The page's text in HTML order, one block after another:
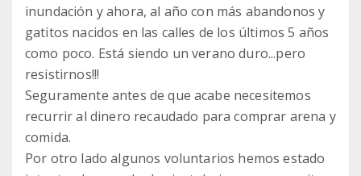
inundación y ahora, al año con más abandonos y
gatitos nacidos en las calles de los últimos 5 años
como poco. Está siendo un verano duro...pero
resistirnos!!!
Seguramente antes de que acabe necesitemos
recurrir al dinero recaudado para comprar arena y
comida.
Por otro lado algunos voluntarios hemos estado